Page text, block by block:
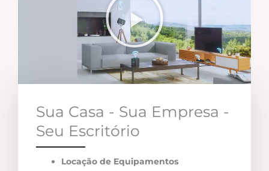
Sua Casa - Sua Empresa -
Seu Escritório
Locação de Equipamentos